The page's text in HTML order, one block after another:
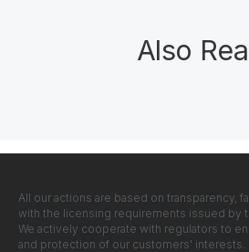
Also
All our actions are based on transparency,
with the licensing requirements issued by
We actively cooperate with regulators to
and protection of our customers' interests.